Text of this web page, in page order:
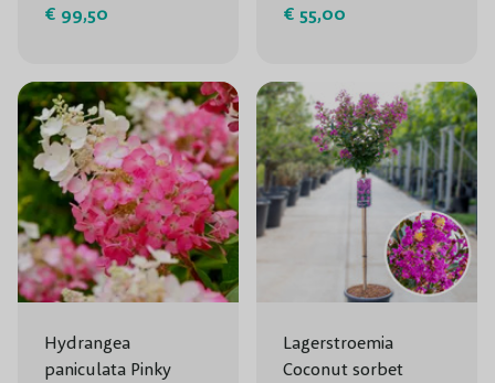
€ 99,50
€ 55,00
Hydrangea
paniculata Pinky
Lagerstroemia
Coconut sorbet